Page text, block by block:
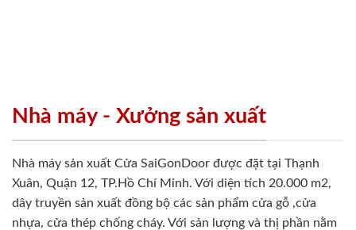
Nhà máy - Xưởng sản xuất
Nhà máy sản xuất Cửa SaiGonDoor được đặt tại Thạnh
Xuân, Quận 12, TP.Hồ Chí Minh. Với diện tích 20.000 m2,
dây truyền sản xuất đồng bộ các sản phẩm cửa gỗ ,cửa
nhựa, cửa thép chống cháy. Với sản lượng và thị phần nằm